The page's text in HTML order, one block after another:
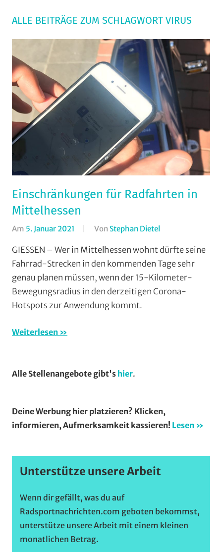
ALLE BEITRÄGE ZUM SCHLAGWORT VIRUS
Einschränkungen für Radfahrten in
Mittelhessen
Am 5. Januar 2021 Von Stephan Dietel
Gießen ,
Alltagsradfahren
Breitensport
Wochenende
(WaW)
GIESSEN – Wer in Mittelhessen wohnt dürfte seine
Fahrrad-Strecken in den kommenden Tage sehr
genau planen müssen, wenn der 15-Kilometer-
Bewegungsradius in den derzeitigen Corona-
Hotspots zur Anwendung kommt.
Weiterlesen
Alle Stellenangebote gibt's hier.
Deine Werbung hier platzieren? Klicken,
informieren, Aufmerksamkeit kassieren! Lesen »
Unterstütze unsere Arbeit
Wenn dir gefällt, was du auf
Radsportnachrichten.com geboten bekommst,
unterstütze unsere Arbeit mit einem kleinen
monatlichen Betrag.